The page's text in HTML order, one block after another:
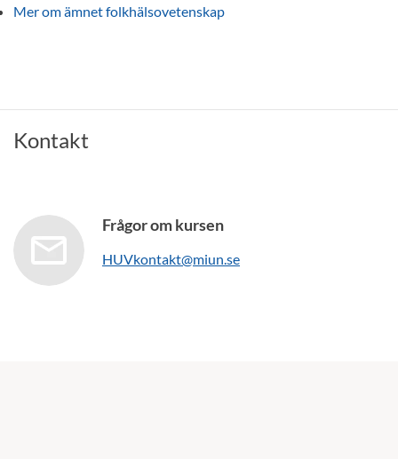
Mer om ämnet folkhälsovetenskap
Kontakt
Frågor om kursen
HUVkontakt@miun.se